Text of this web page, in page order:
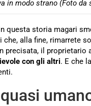
in modo strano (Foto da
questa storia magari
alla fine, rimarrete
il proprietario
con gli altri. E che